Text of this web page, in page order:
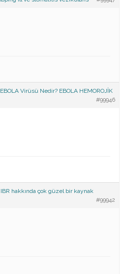
EBOLA Virüsü Nedir? EBOLA HEMOROJİK
#99946
IBR hakkında çok güzel bir kaynak
#99942